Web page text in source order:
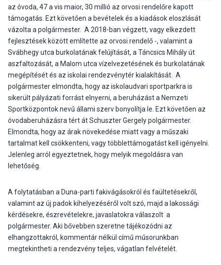
az óvoda, 47 a vis maior, 30 millió az orvosi rendelőre kapott
támogatás. Ezt követően a bevételek és a kiadások eloszlását
vázolta a polgármester. A 2018-ban végzett, vagy elkezdett
fejlesztések között említette az orvosi rendelő -, valamint a
Svábhegy utca burkolatának felújítását, a Táncsics Mihály út
aszfaltozását, a Malom utca vízelvezetésének és burkolatának
megépítését és az iskolai rendezvénytér kialakítását. A
polgármester elmondta, hogy az iskolaudvari sportparkra is
sikerült pályázati forrást elnyerni, a beruházást a Nemzeti
Sportközpontok nevű állami szerv bonyolítja le. Ezt követően az
óvodaberuházásra tért át Schuszter Gergely polgármester.
Elmondta, hogy az árak növekedése miatt vagy a műszaki
tartalmat kell csökkenteni, vagy többlettámogatást kell igényelni.
Jelenleg arról egyeztetnek, hogy melyik megoldásra van
lehetőség.
A folytatásban a Duna-parti fakivágásokról és faültetésekről,
valamint az új padok kihelyezéséről volt szó, majd a lakossági
kérdésekre, észrevételekre, javaslatokra válaszolt a
polgármester. Aki bővebben szeretne tájékozódni az
elhangzottakról, kommentár nélkül című műsorunkban
megtekintheti a rendezvény teljes, vágatlan felvételét.